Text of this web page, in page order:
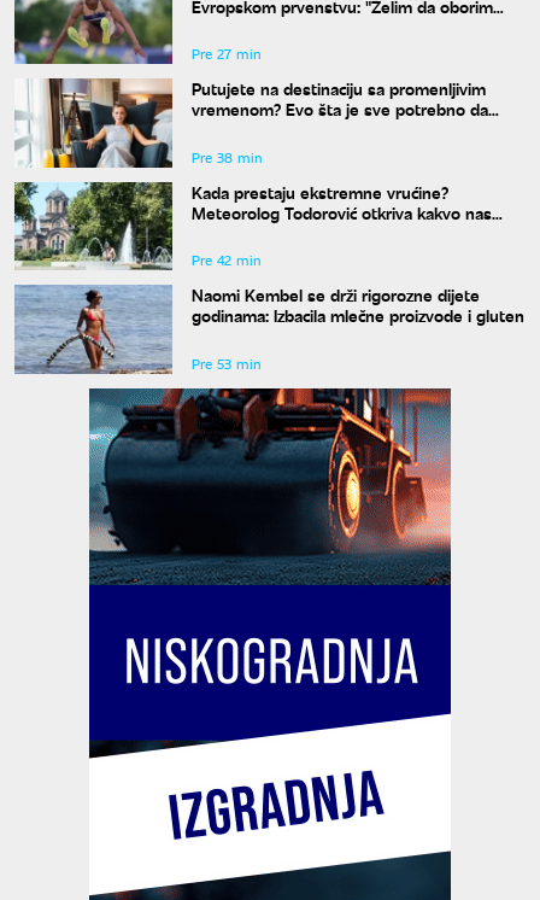
Evropskom prvenstvu: "Želim da oborim
Pre 27 min
Putujete na destinaciju sa promenljivim
vremenom? Evo šta je sve potrebno da
Pre 38 min
Kada prestaju ekstremne vrućine?
Meteorolog Todorović otkriva kakvo nas
Pre 42 min
Naomi Kembel se drži rigorozne dijete
godinama: Izbacila mlečne proizvode i gluten
Pre 53 min